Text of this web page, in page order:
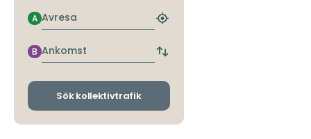
Avresa
A
Hitta
hållplats
Ankomst
B
Byt
och
Sök kollektivtrafik